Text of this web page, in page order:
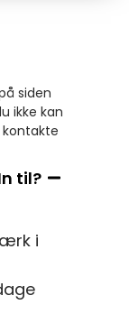
siden
ikke kan
kontakte
til?
i